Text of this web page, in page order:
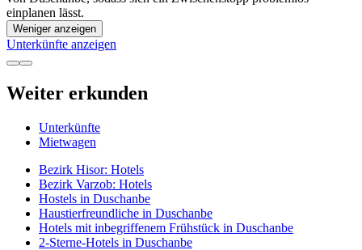
einplanen lässt.
Weniger anzeigen
Unterkünfte anzeigen
Weiter erkunden
Unterkünfte
Mietwagen
Bezirk Hisor: Hotels
Bezirk Varzob: Hotels
Hostels in Duschanbe
Haustierfreundliche in Duschanbe
Hotels mit inbegriffenem Frühstück in Duschanbe
2-Sterne-Hotels in Duschanbe